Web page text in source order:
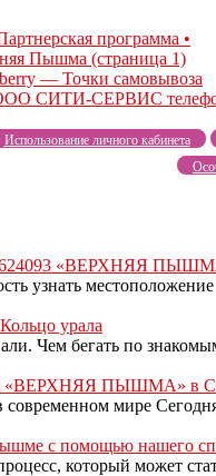
программа •
Пышма (страница 1)
— Точки самовывоза
СИТИ-СЕРВИС телефон
Использование личного кабинета
624093 «ВЕРХНЯЯ
узнать
урала
Чем бегать по
«ВЕРХНЯЯ ПЫШМА» в
мире
с помощью нашего
который может